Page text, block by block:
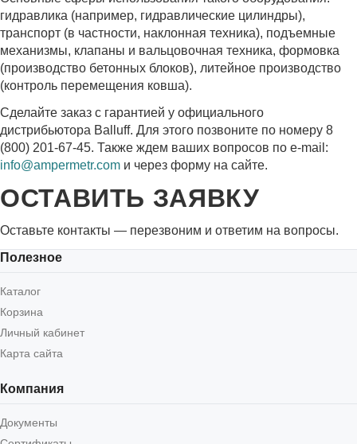
гидравлика (например, гидравлические цилиндры),
транспорт (в частности, наклонная техника), подъемные
механизмы, клапаны и вальцовочная техника, формовка
(производство бетонных блоков), литейное производство
(контроль перемещения ковша).
Сделайте заказ с гарантией у официального
дистрибьютора Balluff. Для этого позвоните по номеру 8
(800) 201-67-45. Также ждем ваших вопросов по e-mail:
info@ampermetr.com и через форму на сайте.
ОСТАВИТЬ ЗАЯВКУ
Оставьте контакты — перезвоним и ответим на вопросы.
Полезное
Каталог
Корзина
Личный кабинет
Карта сайта
Компания
Документы